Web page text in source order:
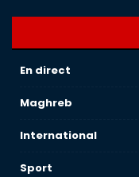
En direct
Maghreb
International
Sport